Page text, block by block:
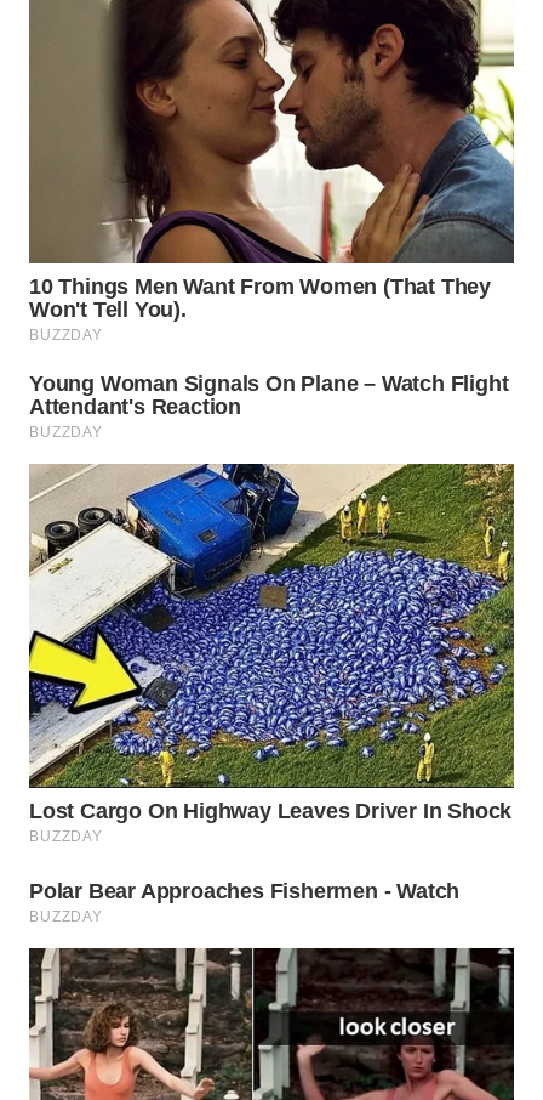
WAHANANEWS
WAHANANEWS
CO ID
WAHANANEWS
NET
WAHANA
SPORT
WAHANA
UMKM
WAHANA
SELEB
WAHANA
PERSONA
WAHANA
OTOMOTIF
WAHANA
WAHANA
DESA
WISATA
LAPAK
WAHANA